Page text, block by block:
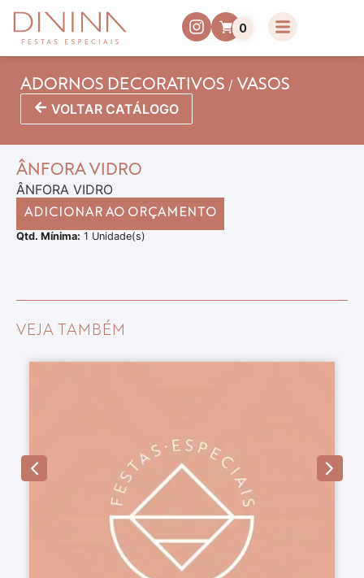
0
ADORNOS DECORATIVOS / VASOS
VOLTAR CATÁLOGO
ÂNFORA VIDRO
ÂNFORA VIDRO
ADICIONAR AO ORÇAMENTO
Qtd. Mínima: 1 Unidade(s)
VEJA TAMBÉM